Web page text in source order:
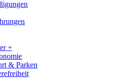
+
& Parken